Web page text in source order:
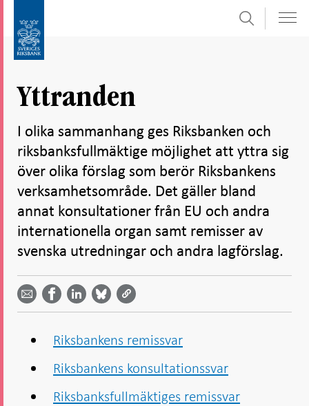
direkt
undersidor
Sök
Yttranden
I olika sammanhang ges Riksbanken och
riksbanksfullmäktige möjlighet att yttra sig
över olika förslag som berör Riksbankens
verksamhetsområde. Det gäller bland
annat konsultationer från EU och andra
internationella organ samt remisser av
svenska utredningar och andra lagförslag.
Dela
email -
Öppnas
Dela på
Facebook
- Öppnas
Dela på
LinkedIn
-
Öppnas
på
Bluesky
-
i ny flik
på
Twitter
-
i ny flik
Riksbankens remissvar
Riksbankens konsultationssvar
Riksbanksfullmäktiges remissvar